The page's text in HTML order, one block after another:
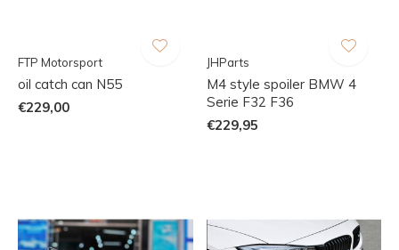
FTP Motorsport
oil catch can N55
€229,00
JHParts
M4 style spoiler BMW 4
Serie F32 F36
€229,95